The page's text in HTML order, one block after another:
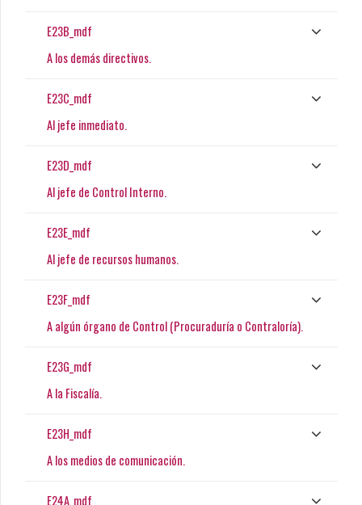
E23B_mdf
A los demás directivos.
E23C_mdf
Al jefe inmediato.
E23D_mdf
Al jefe de Control Interno.
E23E_mdf
Al jefe de recursos humanos.
E23F_mdf
A algún órgano de Control (Procuraduría o Contraloría).
E23G_mdf
A la Fiscalía.
E23H_mdf
A los medios de comunicación.
E24A_mdf